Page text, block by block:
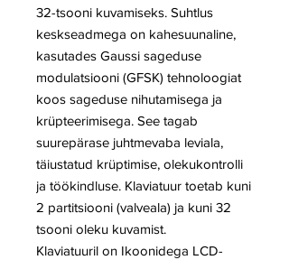
32-tsooni kuvamiseks. Suhtlus
keskseadmega on kahesuunaline,
kasutades Gaussi sageduse
modulatsiooni (GFSK) tehnoloogiat
koos sageduse nihutamisega ja
krüpteerimisega. See tagab
suurepärase juhtmevaba leviala,
täiustatud krüptimise, olekukontrolli
ja töökindluse. Klaviatuur toetab kuni
2 partitsiooni (valveala) ja kuni 32
tsooni oleku kuvamist.
Klaviatuuril on Ikoonidega LCD-